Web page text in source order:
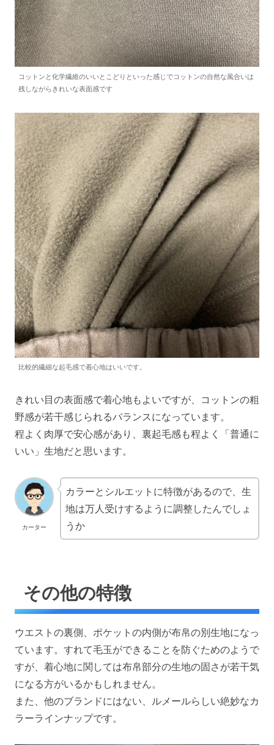
コットンと化学繊維のいいとこどりといった感じでコットンの自然な風合いは
残しながらきれいな表面感です
比較的繊細な起毛感で着心地はいいです。
きれい目の表面感で着心地もよいですが、コットンの粗
野感が若干感じられるバランスになっています。
程よく肉厚で安心感があり、裏起毛感も程よく「普通に
いい」生地だと思います。
カーター
カラーとシルエットに特徴があるので、生
地は万人受けするように調整したんでしょ
うか
その他の特徴
ウエストの裏側、ポケットの内側が布帛の別生地になっ
ています。すれて毛玉ができることを防ぐためのようで
すが、着心地に関しては布帛部分の生地の固さが若干気
になる方がいるかもしれません。
また、他のブランドにはない、ルメールらしい絶妙なカ
ラーラインナップです。